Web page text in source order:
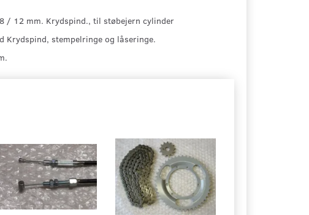
/ 12 mm. Krydspind., til støbejern cylinder
Krydspind, stempelringe og låseringe.